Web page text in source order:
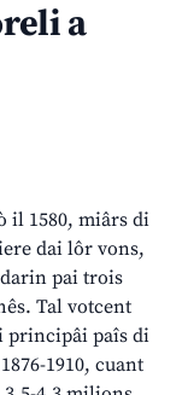
a
il 1580, miârs di
dai lôr vons,
pai trois
Tal votcent
principâi paîs di
1910, cuant